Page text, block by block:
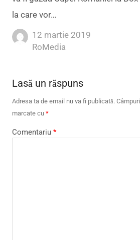
la care vor…
12 martie 2019
Author
RoMedia
Lasă un răspuns
Adresa ta de email nu va fi publicată.
marcate cu *
Comentariu *